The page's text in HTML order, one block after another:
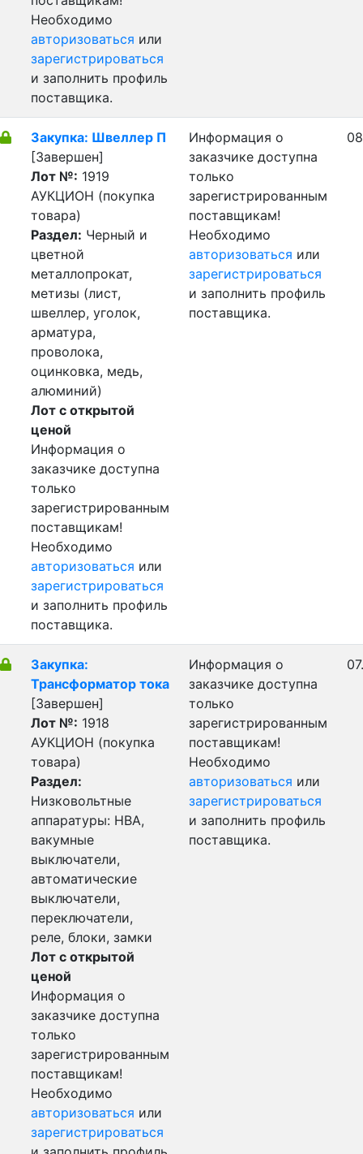
Необходимо
авторизоваться или
зарегистрироваться
и заполнить профиль
поставщика.
Закупка: Швеллер П
[Завершен]
Лот №: 1919
АУКЦИОН (покупка
товара)
Раздел: Черный и
цветной
металлопрокат,
метизы (лист,
швеллер, уголок,
арматура,
проволока,
оцинковка, медь,
алюминий)
Лот с открытой
ценой
Информация о
заказчике доступна
только
зарегистрированным
поставщикам!
Необходимо
авторизоваться или
зарегистрироваться
и заполнить профиль
поставщика.
Информация о
заказчике доступна
только
зарегистрированным
поставщикам!
Необходимо
авторизоваться или
зарегистрироваться
и заполнить профиль
поставщика.
Закупка:
Трансформатор тока
[Завершен]
Лот №: 1918
АУКЦИОН (покупка
товара)
Раздел:
Низковольтные
аппаратуры: НВА,
вакумные
выключатели,
автоматические
выключатели,
переключатели,
реле, блоки, замки
Лот с открытой
ценой
Информация о
заказчике доступна
только
зарегистрированным
поставщикам!
Необходимо
авторизоваться или
зарегистрироваться
Информация о
заказчике доступна
только
зарегистрированным
поставщикам!
Необходимо
авторизоваться или
зарегистрироваться
и заполнить профиль
поставщика.